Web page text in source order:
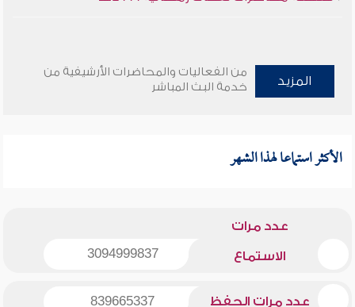
المزيد
من الفعاليات والمحاضرات الأرشيفية من
خدمة البث المباشر
الأكثر استماعا لهذا الشهر
عدد مرات
الاستماع 3094999837
عدد مرات الحفظ 839665337